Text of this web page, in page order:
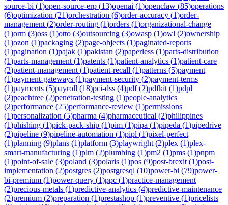
source-bi (1)open-source-erp (13)openai (1)openclaw (85)operations
(6)optimization (21)orchestration (6)order-accuracy (1)order-
management (2)order-routing (1)orders (1)organizational-change
(1)orm (3)oss (1)otto (3)outsourcing (3)owasp (1)owl (2)ownership
(1)ozon (1)packaging (2)page-objects (1)paginated-reports
(1)pagination (1)pajak (1)pakistan (2)paperless (1)parts-distribution
(1)parts-management (1)patents (1)patient-analytics (1)patient-care
(2)patient-management (1)patient-recall (1)patterns (5)payment
(1)payment-gateways (1)payment-security (2)payment-terms
(1)payments (5)payroll (18)pci-dss (4)pdf(2)pdfkit (1)pdpl
(2)peachtree (2)penetration-testing (1)people-analytics
(2)performance (25)performance-review (1)permissions
(1)personalization (5)pharma (4)pharmaceutical (2)philippines
(1)phishing (1)pick-pack-ship (1)pim (1)pipa (1)pipeda (1)pipedrive
(2)pipeline (9)pipeline-automation (1)pipl (1)pixel-perfect
(1)planning (9)plans (1)platform (3)playwright (2)plex (1)plex-
smart-manufacturing (1)plm (2)plumbing (1)pm2 (1)pms (1)pnpm
(1)point-of-sale (3)poland (3)polaris (1)pos (9)post-brexit (1)post-
implementation (2)postgres (2)postgresql (10)power-bi (79)power-
bi-premium (1)power-query (1)ppc (1)practice-management
(2)precious-metals (1)predictive-analytics (4)predictive-maintenance
(2)premium (2)preparation (1)prestashop (1)preventive (1)pricelists